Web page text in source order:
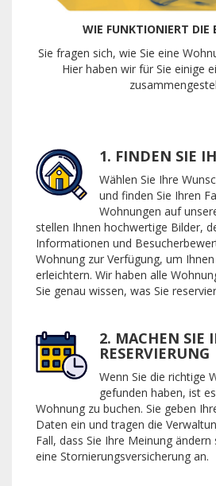
WIE FUNKTIONIERT DIE
Sie fragen sich, wie Sie eine
Hier haben wir für Sie einige
1. FINDEN SIE
Wählen Sie Ihre
und finden Sie Ihren
Wohnungen auf
stellen Ihnen hochwertige Bilder,
Informationen und
Wohnung zur Verfügung, um
erleichtern. Wir haben alle
Sie genau wissen, was Sie
2. MACHEN SIE
RESERVIERUNG
Wenn Sie die richtige
gefunden haben, ist
Wohnung zu buchen. Sie geben
Daten ein und tragen die
Fall, dass Sie Ihre Meinung
eine Stornierungsversicherung an.